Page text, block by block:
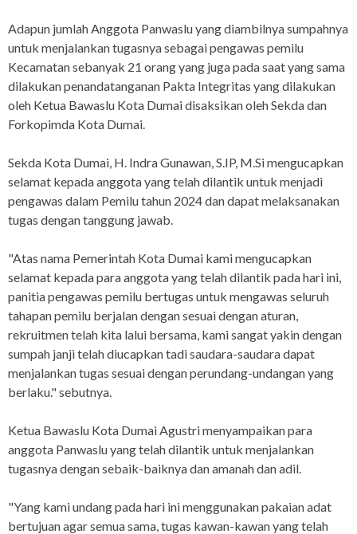
Adapun jumlah Anggota Panwaslu yang diambilnya sumpahnya
untuk menjalankan tugasnya sebagai pengawas pemilu
Kecamatan sebanyak 21 orang yang juga pada saat yang sama
dilakukan penandatanganan Pakta Integritas yang dilakukan
oleh Ketua Bawaslu Kota Dumai disaksikan oleh Sekda dan
Forkopimda Kota Dumai.
Sekda Kota Dumai, H. Indra Gunawan, S.IP, M.Si mengucapkan
selamat kepada anggota yang telah dilantik untuk menjadi
pengawas dalam Pemilu tahun 2024 dan dapat melaksanakan
tugas dengan tanggung jawab.
"Atas nama Pemerintah Kota Dumai kami mengucapkan
selamat kepada para anggota yang telah dilantik pada hari ini,
panitia pengawas pemilu bertugas untuk mengawas seluruh
tahapan pemilu berjalan dengan sesuai dengan aturan,
rekruitmen telah kita lalui bersama, kami sangat yakin dengan
sumpah janji telah diucapkan tadi saudara-saudara dapat
menjalankan tugas sesuai dengan perundang-undangan yang
berlaku." sebutnya.
Ketua Bawaslu Kota Dumai Agustri menyampaikan para
anggota Panwaslu yang telah dilantik untuk menjalankan
tugasnya dengan sebaik-baiknya dan amanah dan adil.
"Yang kami undang pada hari ini menggunakan pakaian adat
bertujuan agar semua sama, tugas kawan-kawan yang telah